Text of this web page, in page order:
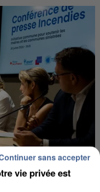
LANCE UN ÉLAN
vie privée est
sans accepter